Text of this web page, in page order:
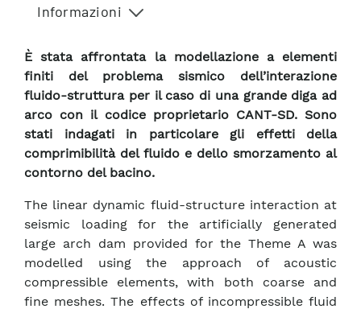
Informazioni
È stata affrontata la modellazione a elementi
finiti del problema sismico dell’interazione
fluido-struttura per il caso di una grande diga ad
arco con il codice proprietario CANT-SD. Sono
stati indagati in particolare gli effetti della
comprimibilità del fluido e dello smorzamento al
contorno del bacino.
The linear dynamic fluid-structure interaction at
seismic loading for the artificially generated
large arch dam provided for the Theme A was
modelled using the approach of acoustic
compressible elements, with both coarse and
fine meshes. The effects of incompressible fluid